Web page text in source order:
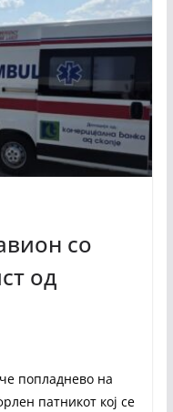
со
од
попладнево на
патникот кој се